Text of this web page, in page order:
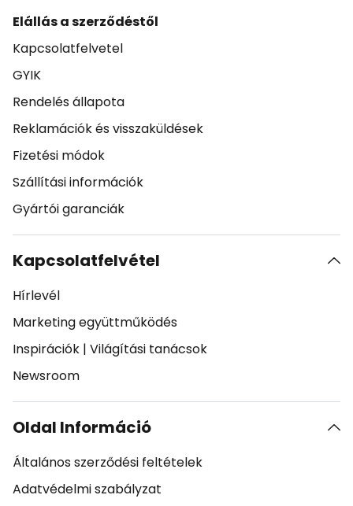
Elállás a szerződéstől
Kapcsolatfelvetel
GYIK
Rendelés állapota
Reklamációk és visszaküldések
Fizetési módok
Szállítási információk
Gyártói garanciák
Kapcsolatfelvétel
Hírlevél
Marketing együttműködés
Inspirációk | Világítási tanácsok
Newsroom
Oldal Információ
Általános szerződési feltételek
Adatvédelmi szabályzat